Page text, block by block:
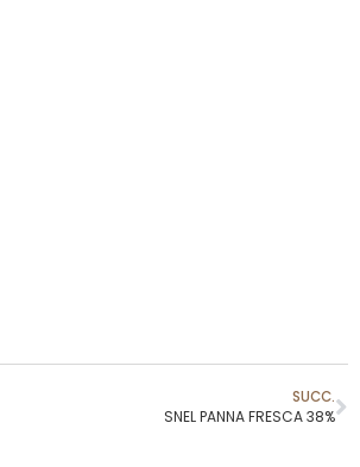
SUCC.
SNEL PANNA FRESCA 38%